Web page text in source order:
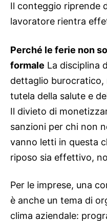
Il conteggio riprende
lavoratore rientra
Perché le ferie non
formale La disciplina
dettaglio
tutela della salute e
Il divieto di
sanzioni per chi non
vanno letti in questa
riposo sia effettivo,
Per le imprese, una
è anche un tema di
clima aziendale: